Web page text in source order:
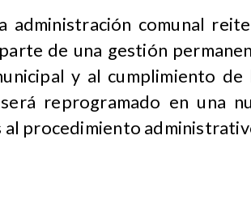
administración comunal
de una gestión
y al cumplimiento
reprogramado en una
al procedimiento